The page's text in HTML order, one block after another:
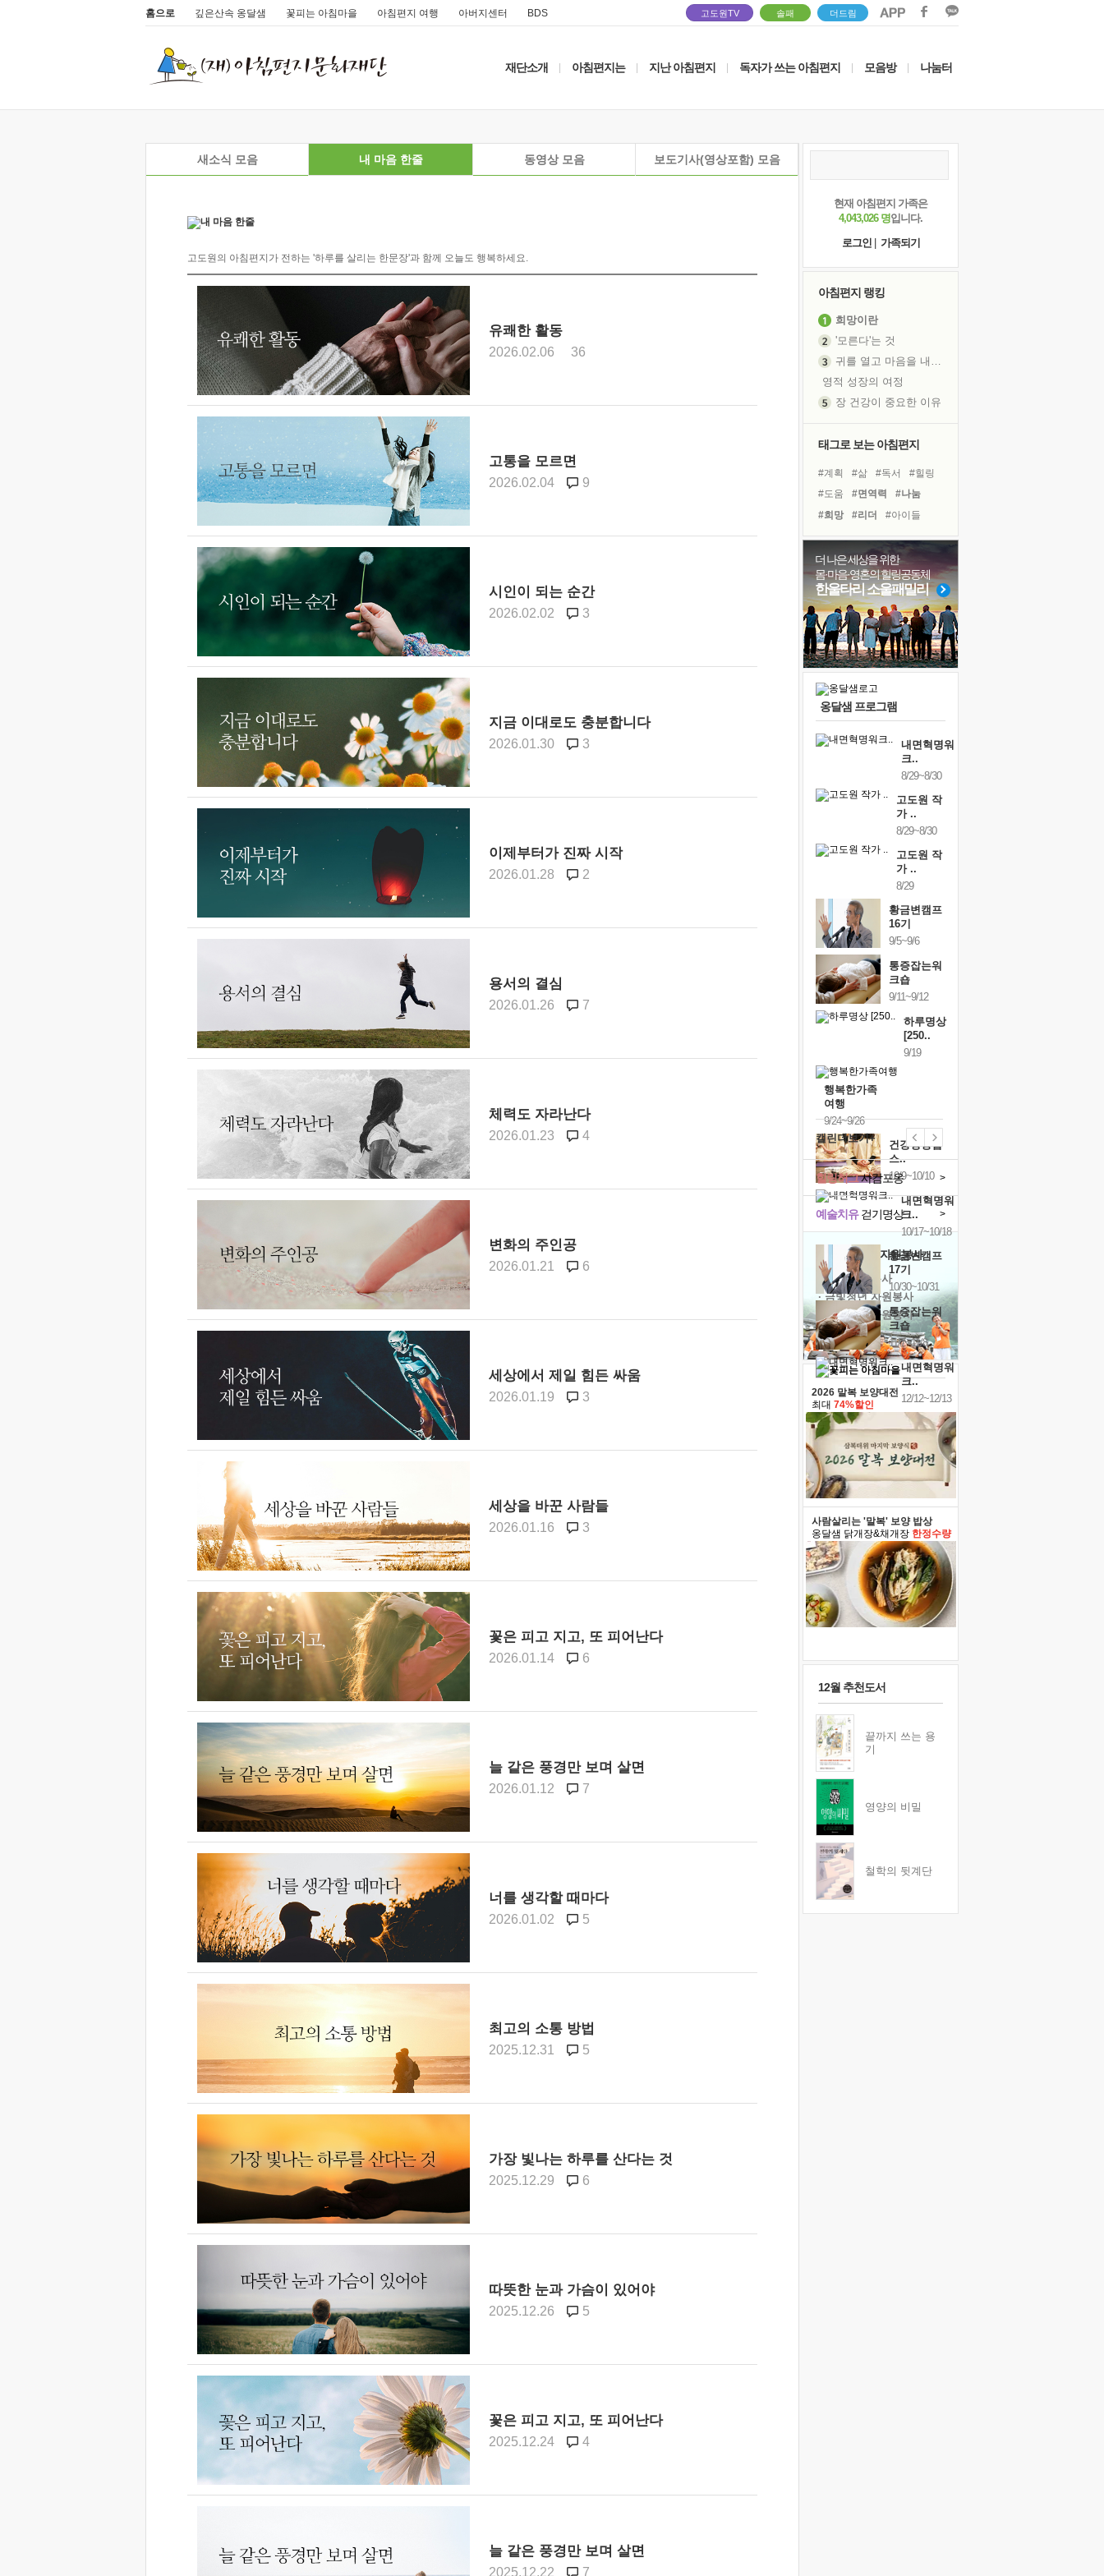
홈으로 깊은산속 옹달샘 꽃피는 아침마을 아침편지 여행 아버지센터 BDS 고도원TV 솔패 더드림
재단소개 아침편지는 지난 아침편지 독자가 쓰는 아침편지 모음방 나눔터
새소식 모음 내 마음 한줄 동영상 모음 보도기사(영상포함) 모음
고도원의 아침편지가 전하는 '하루를 살리는 한문장'과 함께 오늘도 행복하세요.
유쾌한 활동
2026.02.06 36
고통을 모르면
2026.02.04 9
시인이 되는 순간
2026.02.02 3
지금 이대로도 충분합니다
2026.01.30 3
이제부터가 진짜 시작
2026.01.28 2
용서의 결심
2026.01.26 7
체력도 자라난다
2026.01.23 4
변화의 주인공
2026.01.21 6
세상에서 제일 힘든 싸움
2026.01.19 3
세상을 바꾼 사람들
2026.01.16 3
꽃은 피고 지고, 또 피어난다
2026.01.14 6
늘 같은 풍경만 보며 살면
2026.01.12 7
너를 생각할 때마다
2026.01.02 5
최고의 소통 방법
2025.12.31 5
가장 빛나는 하루를 산다는 것
2025.12.29 6
따뜻한 눈과 가슴이 있어야
2025.12.26 5
꽃은 피고 지고, 또 피어난다
2025.12.24 4
늘 같은 풍경만 보며 살면
2025.12.22 7
현재 아침편지 가족은
4,043,026 명입니다.
로그인
가족되기
아침편지 랭킹
희망이란
'모른다'는 것
귀를 열고 마음을 내어주고
영적 성장의 여정
장 건강이 중요한 이유
흙이 된 몸으로 출근하는 여자
꿈이 실제가 되는 것
'말 타는 법'을 먼저
졸업식 사진을 보며
극심한 변비, 어깨결림, 수면 장애
아픈 아버지를 위한 공간 설계
슬럼프
보고 싶은 어머니
못된 꼰대들
태그로 보는 아침편지
#계획 #삶 #독서
#힐링
#도움
#면역력
#나눔
#희망
#리더
#아이들
#건강
#경험
#위기
#링컨학교
#바이러스
#비전캠프
#유튜브
#명상
#사람
#극복
#독서캠프
더 나은 세상을 위한
몸·마음·영혼의 힐링공동체
한울타리 소울패밀리
옹달샘 프로그램
내면혁명워
크..
8/29~8/30
고도원 작
가 ..
8/29~8/30
고도원 작
가 ..
8/29
황금변캠프
16기
9/5~9/6
통증잡는워
크숍
9/11~9/12
하루명상
[250..
9/19
행복한가족
여행
9/24~9/26
건강명상법
스..
10/9~10/10
내면혁명워
크..
10/17~10/18
황금변캠프
17기
10/30~10/31
통증잡는워
크숍
11/7~11/8
내면혁명워
크..
12/12~12/13
캘린더보기+
예술치유걷기명상 >
힐링허그사감포옹 >
'옹달샘의 꽃' 자원봉사
· 청년 자원봉사
· 금빛청년 자원봉사
· 음식연구 자원봉사
2026 말복 보양대전
최대 74%할인
사람살리는 '말복' 보양 밥상
옹달샘 닭개장&채개장 한정수량
12월 추천도서
끝까지 쓰는 용
기
영양의 비밀
철학의 뒷계단